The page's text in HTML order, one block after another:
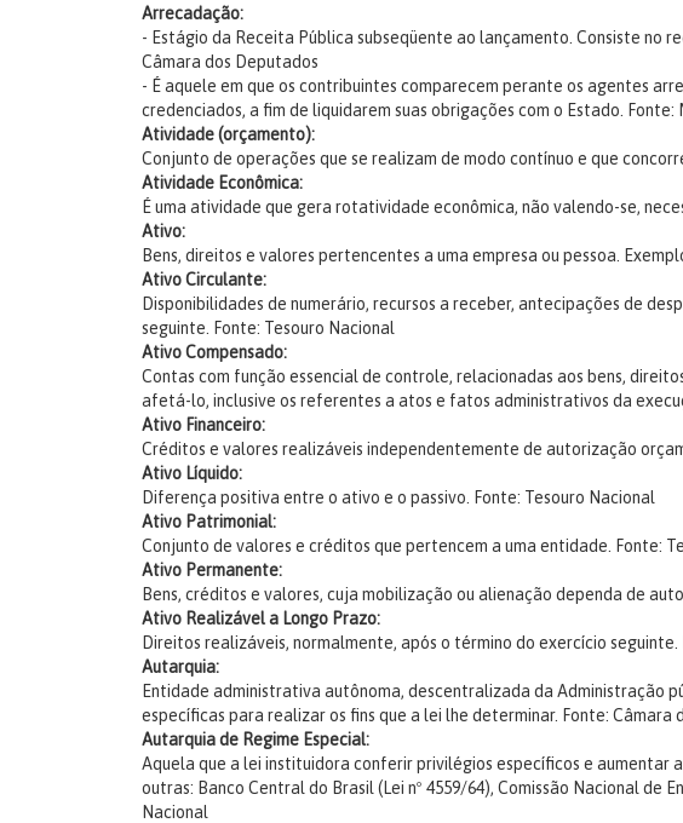
Arrecadação:
- Estágio da Receita Pública subseqüente ao lançamento. Consiste
Câmara dos Deputados
- É aquele em que os contribuintes comparecem perante os agentes
credenciados, a fim de liquidarem suas obrigações com o Estado.
Fonte:
Atividade (orçamento):
Conjunto de operações que se realizam de modo contínuo e que
Atividade Econômica:
É uma atividade que gera rotatividade econômica, não valendo-se,
Ativo:
Bens, direitos e valores pertencentes a uma empresa ou pessoa.
Ativo Circulante:
Disponibilidades de numerário, recursos a receber, antecipações de
seguinte.
Fonte: Tesouro Nacional
Ativo Compensado:
Contas com função essencial de controle, relacionadas aos bens,
afetá-lo, inclusive os referentes a atos e fatos administrativos da
Ativo Financeiro:
Créditos e valores realizáveis independentemente de autorização
Ativo Líquido:
Diferença positiva entre o ativo e o passivo.
Fonte: Tesouro Nacional
Ativo Patrimonial:
Conjunto de valores e créditos que pertencem a uma entidade.
Fonte:
Ativo Permanente:
Bens, créditos e valores, cuja mobilização ou alienação dependa de
Ativo Realizável a Longo Prazo:
Direitos realizáveis, normalmente, após o término do exercício seguinte.
Autarquia:
Entidade administrativa autônoma, descentralizada da Administração
específicas para realizar os fins que a lei lhe determinar. Fonte: Câmara
Autarquia de Regime Especial:
Aquela que a lei instituidora conferir privilégios específicos e aumentar
outras: Banco Central do Brasil (Lei nº 4559/64), Comissão Nacional de
Nacional